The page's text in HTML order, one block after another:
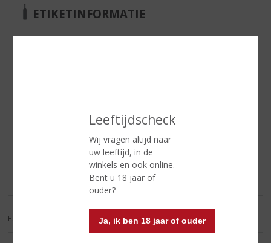
Leeftijdscheck
Wij vragen altijd naar
uw leeftijd, in de
winkels en ook online.
Bent u 18 jaar of
ouder?
Ja, ik ben 18 jaar of ouder
ETIKETINFORMATIE
Land van Herkomst
Italië
Reviews
Schrijf een review
Er zijn nog geen reviews geplaatst voor dit product
EXCL. BTW INCL. BTW